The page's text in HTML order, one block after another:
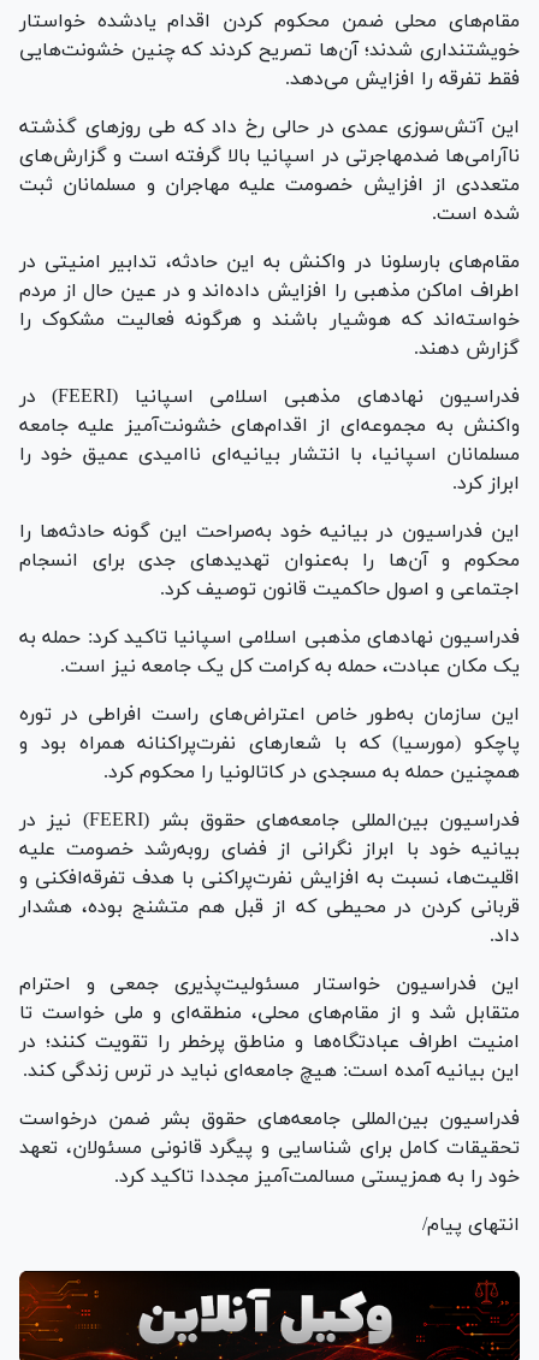
مقام‌های محلی ضمن محکوم کردن اقدام یادشده خواستار
خویشتنداری شدند؛ آن‌ها تصریح کردند که چنین خشونت‌هایی
فقط تفرقه را افزایش می‌دهد.
این آتش‌سوزی عمدی در حالی رخ داد که طی روز‌های گذشته
ناآرامی‌ها ضدمهاجرتی در اسپانیا بالا گرفته است و گزارش‌های
متعددی از افزایش خصومت علیه مهاجران و مسلمانان ثبت
شده است.
مقام‌های بارسلونا در واکنش به این حادثه، تدابیر امنیتی در
اطراف اماکن مذهبی را افزایش داده‌اند و در عین حال از مردم
خواسته‌اند که هوشیار باشند و هرگونه فعالیت مشکوک را
گزارش دهند.
فدراسیون نهاد‌های مذهبی اسلامی اسپانیا (FEERI) در
واکنش به مجموعه‌ای از اقدام‌های خشونت‌آمیز علیه جامعه
مسلمانان اسپانیا، با انتشار بیانیه‌ای ناامیدی عمیق خود را
ابراز کرد.
این فدراسیون در بیانیه خود به‌صراحت این گونه حادثه‌ها را
محکوم و آن‌ها را به‌عنوان تهدید‌های جدی برای انسجام
اجتماعی و اصول حاکمیت قانون توصیف کرد.
فدراسیون نهاد‌های مذهبی اسلامی اسپانیا تاکید کرد: حمله به
یک مکان عبادت، حمله به کرامت کل یک جامعه نیز است.
این سازمان به‌طور خاص اعتراض‌های راست افراطی در توره
پاچکو (مورسیا) که با شعار‌های نفرت‌پراکنانه همراه بود و
همچنین حمله به مسجدی در کاتالونیا را محکوم کرد.
فدراسیون بین‌المللی جامعه‌های حقوق بشر (FEERI) نیز در
بیانیه خود با ابراز نگرانی از فضای روبه‌رشد خصومت علیه
اقلیت‌ها، نسبت به افزایش نفرت‌پراکنی با هدف تفرقه‌افکنی و
قربانی کردن در محیطی که از قبل هم متشنج بوده، هشدار
داد.
این فدراسیون خواستار مسئولیت‌پذیری جمعی و احترام
متقابل شد و از مقام‌های محلی، منطقه‌ای و ملی خواست تا
امنیت اطراف عبادتگاه‌ها و مناطق پرخطر را تقویت کنند؛ در
این بیانیه آمده است: هیچ جامعه‌ای نباید در ترس زندگی کند.
فدراسیون بین‌المللی جامعه‌های حقوق بشر ضمن درخواست
تحقیقات کامل برای شناسایی و پیگرد قانونی مسئولان، تعهد
خود را به همزیستی مسالمت‌آمیز مجددا تاکید کرد.
انتهای پیام/